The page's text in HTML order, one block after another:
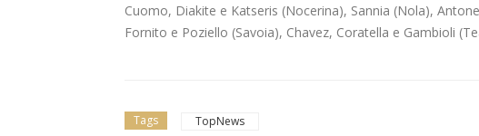
Cuomo, Diakite e Katseris (Nocerina), Sannia (Nola),
Fornito e Poziello (Savoia), Chavez, Coratella e Gambioli
Tags TopNews